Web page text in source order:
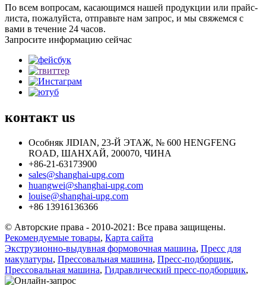
По всем вопросам, касающимся нашей продукции или прайс-
листа, пожалуйста, отправьте нам запрос, и мы свяжемся с
вами в течение 24 часов.
Запросите информацию сейчас
контакт us
Особняк JIDIAN, 23-Й ЭТАЖ, № 600 HENGFENG
ROAD, ШАНХАЙ, 200070, ЧИНА
+86-21-63173900
sales@shanghai-upg.com
huangwei@shanghai-upg.com
louise@shanghai-upg.com
+86 13916136366
© Авторские права - 2010-2021: Все права защищены.
Рекомендуемые товары, Карта сайта
Экструзионно-выдувная формовочная машина, Пресс для
макулатуры, Прессовальная машина, Пресс-подборщик,
Прессовальная машина, Гидравлический пресс-подборщик,